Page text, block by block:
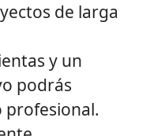
de larga
y un
podrás
profesional.